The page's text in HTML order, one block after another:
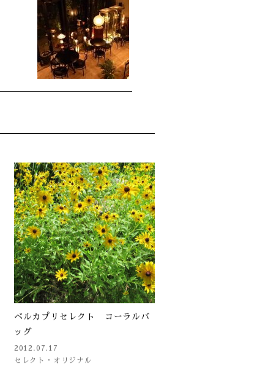
ベルカプリセレクト コーラルバ
ッグ
2012.07.17
セレクト・オリジナル